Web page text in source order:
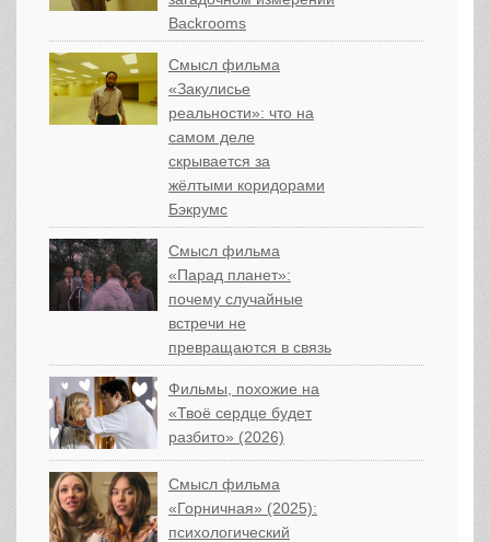
Backrooms
Смысл фильма
«Закулисье
реальности»: что на
самом деле
скрывается за
жёлтыми коридорами
Бэкрумс
Смысл фильма
«Парад планет»:
почему случайные
встречи не
превращаются в связь
Фильмы, похожие на
«Твоё сердце будет
разбито» (2026)
Смысл фильма
«Горничная» (2025):
психологический